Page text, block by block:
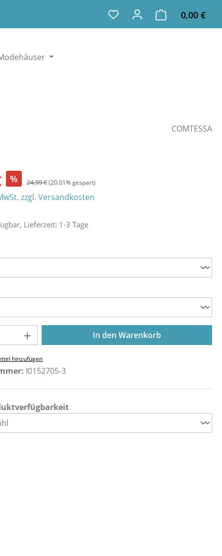
Du hast 0 Produkte auf
0,00 €
COMTESSA
% 24,99 €(20.01% gespart)
zzgl. Versandkosten
Lieferzeit: 1-3 Tage
Anzahl: Gib den gewünschten Wert
In den Warenkorb
hinzufügen
I0152705-3